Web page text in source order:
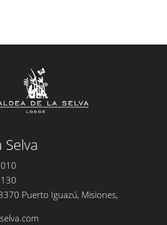
Selva
Puerto Iguazú, Misiones,